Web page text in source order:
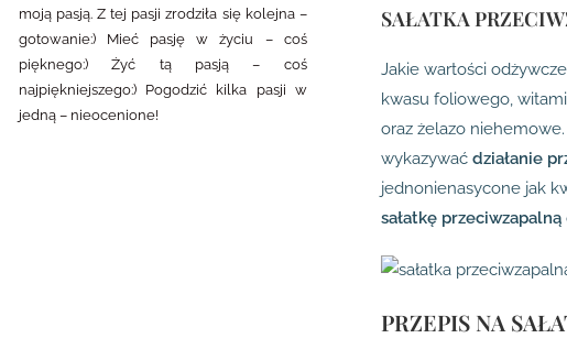
moją pasją. Z tej pasji zrodziła się kolejna –
gotowanie:) Mieć pasję w życiu – coś
pięknego:) Żyć tą pasją – coś
najpiękniejszego:) Pogodzić kilka pasji w
jedną – nieocenione!
SAŁATKA
Jakie wartości
kwasu foliowego,
oraz żelazo
wykazywać działanie
jednonienasycone jak
sałatkę przeciwzapalną
PRZEPIS NA